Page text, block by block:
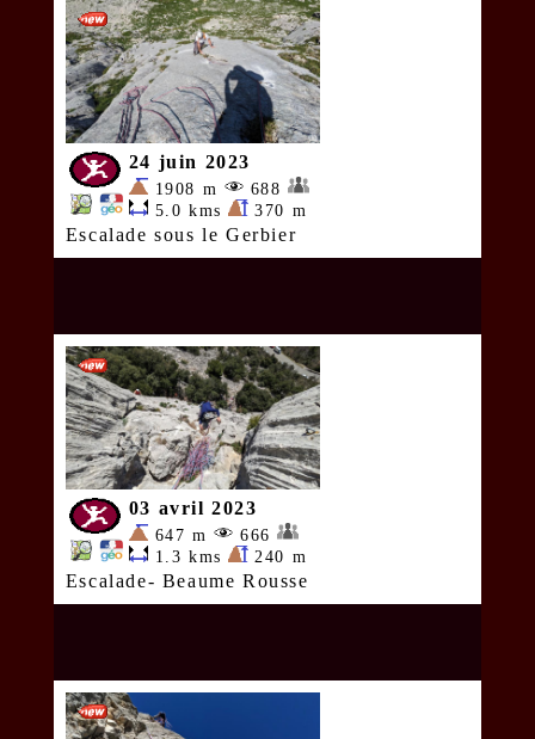
24 juin 2023
1908 m
688
5.0 kms
370 m
Escalade sous le Gerbier
03 avril 2023
647 m
666
1.3 kms
240 m
Escalade- Beaume Rousse